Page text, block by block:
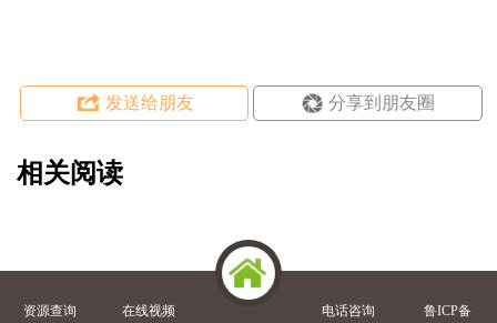
发送给朋友 分享到朋友圈
相关阅读
资源查询 在线视频 电话咨询 鲁ICP备